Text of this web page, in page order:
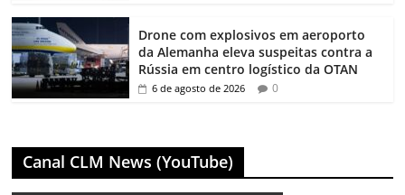
Drone com explosivos em aeroporto
da Alemanha eleva suspeitas contra a
Rússia em centro logístico da OTAN
6 de agosto de 2026 0
Canal CLM News (YouTube)